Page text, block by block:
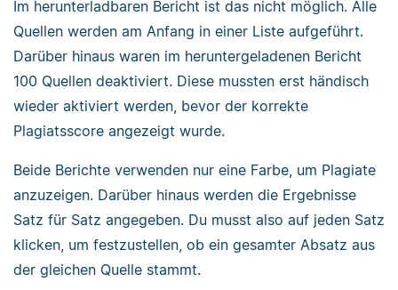
Im herunterladbaren Bericht ist das nicht möglich. Alle
Quellen werden am Anfang in einer Liste aufgeführt.
Darüber hinaus waren im heruntergeladenen Bericht
100 Quellen deaktiviert. Diese mussten erst händisch
wieder aktiviert werden, bevor der korrekte
Plagiatsscore angezeigt wurde.
Beide Berichte verwenden nur eine Farbe, um Plagiate
anzuzeigen. Darüber hinaus werden die Ergebnisse
Satz für Satz angegeben. Du musst also auf jeden Satz
klicken, um festzustellen, ob ein gesamter Absatz aus
der gleichen Quelle stammt.